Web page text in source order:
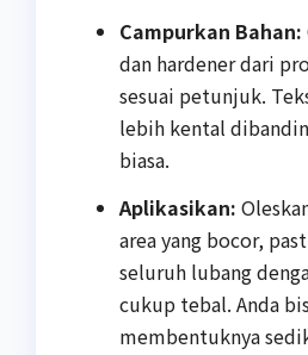
Campurkan Bahan:
dan hardener dari
sesuai petunjuk.
lebih kental
biasa.
Aplikasikan:
area yang bocor,
seluruh lubang
cukup tebal. Anda
membentuknya